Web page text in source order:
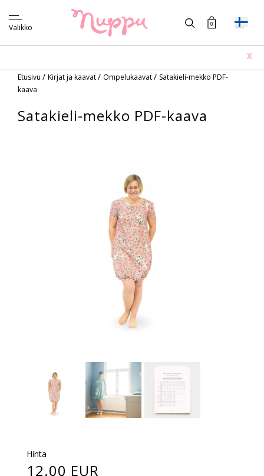
Valikko 0
X
Etusivu / Kirjat ja kaavat/ Ompelukaavat/ Satakieli-mekko PDF-
kaava
Satakieli-mekko PDF-kaava
Hinta
12.00 EUR